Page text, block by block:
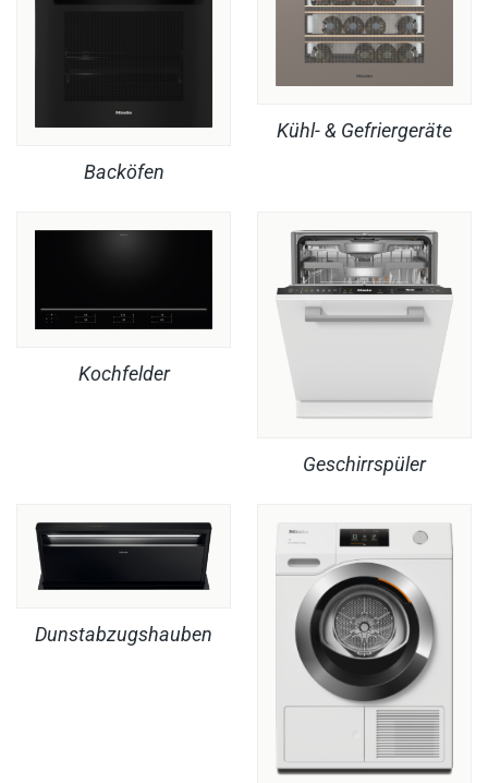
Backöfen
Kühl- & Gefriergeräte
Kochfelder
Geschirrspüler
Dunstabzugshauben